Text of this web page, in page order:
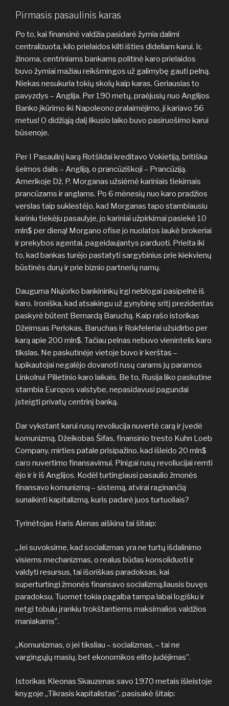
Pirmasis pasaulinis karas
Po to, kai finansinė valdžia pasidarė žymia dalimi
centralizuota, kilo prielaidos kilti išties dideliam karui. Ir,
žinoma, centriniams bankams politinė karo prielaidos
buvo žymiai mažiau reikšmingos už galimybę gauti pelną.
Niekas nesukuria tokių skolų kaip karas. Geriausias to
pavyzdys – Anglija. Per 190 metų, praėjusių nuo Anglijos
Banko įkūrimo iki Napoleono pralaimėjimo, ji kariavo 56
metus! O didžiąją dalį likusio laiko buvo pasiruošimo karui
būsenoje.
Per I Pasaulinį karą Rotšildai kreditavo Vokietiją, britiška
šeimos dalis – Angliją, o prancūziškoji – Prancūziją.
Amerikoje Dž. P. Morganas užsiėmė kariniais tiekimais
prancūzams ir anglams. Po 6 mėnesių nuo karo pradžios
verslas taip suklestėjo, kad Morganas tapo stambiausiu
kariniu tiekėju pasaulyje, jo kariniai užpirkimai pasiekė 10
mln$ per dieną! Morgano ofise jo nuolatos laukė brokeriai
ir prekybos agentai, pageidaujantys parduoti. Prieita iki
to, kad bankas turėjo pastatyti sargybinius prie kiekvienų
būstinės durų ir prie biznio partnerių namų.
Dauguma Niujorko bankininkų irgi neblogai pasipelnė iš
karo. Ironiška, kad atsakingu už gynybinę sritį prezidentas
paskyrė būtent Bernardą Baruchą. Kaip rašo istorikas
Džeimsas Perlokas, Baruchas ir Rokfeleriai užsidirbo per
karą apie 200 mln$. Tačiau pelnas nebuvo vienintelis karo
tikslas. Ne paskutinėje vietoje buvo ir kerštas –
lupikautojai negalėjo dovanoti rusų carams jų paramos
Linkolnui Pilietinio karo laikais. Be to, Rusija liko paskutine
stambia Europos valstybe, nepasidavusi pagundai
įsteigti privatų centrinį banką.
Dar vykstant karui rusų revoliucija nuvertė carą ir įvedė
komunizmą. Džeikobas Šifas, finansinio tresto Kuhn Loeb
Company, mirties patale prisipažino, kad išleido 20 mln$
caro nuvertimo finansavimui. Pinigai rusų revoliucijai remti
ėjo ir ir iš Anglijos. Kodėl turtingiausi pasaulio žmonės
finansavo komunizmą – sistemą, atvirai raginančią
sunaikinti kapitalizmą, kuris padarė juos turtuoliais?
Tyrinėtojas Haris Alenas aiškina tai šitaip:
„Jei suvoksime, kad socializmas yra ne turtų išdalinimo
visiems mechanizmas, o realus būdas konsoliduoti ir
valdyti resursus, tai išoriškas paradoksas, kai
superturtingi žmonės finansavo socializmą,liausis buvęs
paradoksu. Tuomet tokia pagalba tampa labai logišku ir
netgi tobulu įrankiu trokštantiems maksimalios valdžios
maniakams”.
„Komunizmas, o jei tiksliau – socializmas, – tai ne
vargingųjų masių, bet ekonomikos elito judėjimas”.
Istorikas Kleonas Skauzenas savo 1970 metais išleistoje
knygoje „Tikrasis kapitalistas”, pasisakė šitaip: